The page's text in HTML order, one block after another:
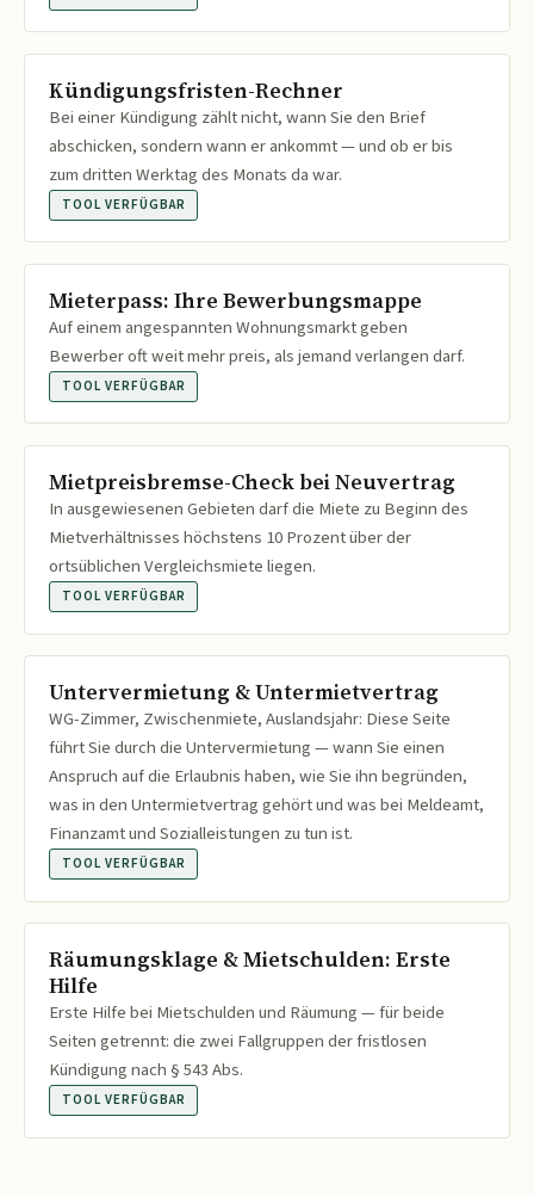
Kündigungsfristen-Rechner
Bei einer Kündigung zählt nicht, wann Sie den Brief
abschicken, sondern wann er ankommt — und ob er bis
zum dritten Werktag des Monats da war.
TOOL VERFÜGBAR
Mieterpass: Ihre Bewerbungsmappe
Auf einem angespannten Wohnungsmarkt geben
Bewerber oft weit mehr preis, als jemand verlangen darf.
TOOL VERFÜGBAR
Mietpreisbremse-Check bei Neuvertrag
In ausgewiesenen Gebieten darf die Miete zu Beginn des
Mietverhältnisses höchstens 10 Prozent über der
ortsüblichen Vergleichsmiete liegen.
TOOL VERFÜGBAR
Untervermietung & Untermietvertrag
WG-Zimmer, Zwischenmiete, Auslandsjahr: Diese Seite
führt Sie durch die Untervermietung — wann Sie einen
Anspruch auf die Erlaubnis haben, wie Sie ihn begründen,
was in den Untermietvertrag gehört und was bei Meldeamt,
Finanzamt und Sozialleistungen zu tun ist.
TOOL VERFÜGBAR
Räumungsklage & Mietschulden: Erste
Hilfe
Erste Hilfe bei Mietschulden und Räumung — für beide
Seiten getrennt: die zwei Fallgruppen der fristlosen
Kündigung nach § 543 Abs.
TOOL VERFÜGBAR